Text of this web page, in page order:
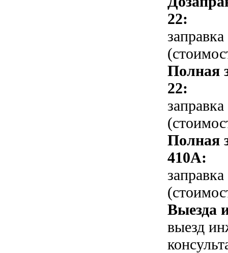
22:
Полная
22:
Полная
410A:
Выезда
выезд